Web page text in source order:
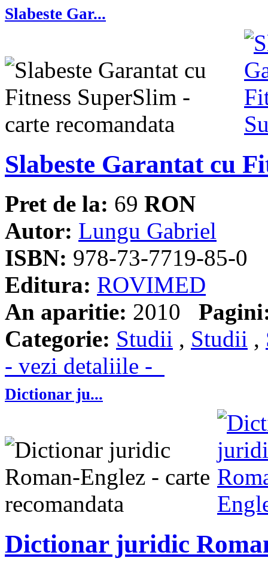
Slabeste Gar...
Slabeste Garantat cu
Pret de la: 69 RON
Autor: Lungu Gabriel
ISBN: 978-73-7719-85-0
Editura: ROVIMED
An aparitie: 2010
Categorie: Studii , Studii ,
- vezi detaliile -
Dictionar ju...
Dictionar juridic